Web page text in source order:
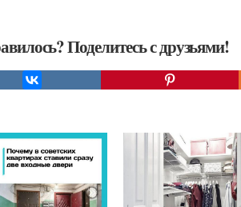
Поделитесь с друзьями!